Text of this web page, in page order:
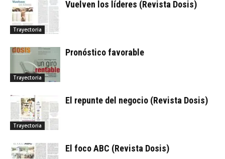
Trayectoria
Vuelven los líderes (Revista Dosis)
Trayectoria
Pronóstico favorable
Trayectoria
El repunte del negocio (Revista Dosis)
El foco ABC (Revista Dosis)